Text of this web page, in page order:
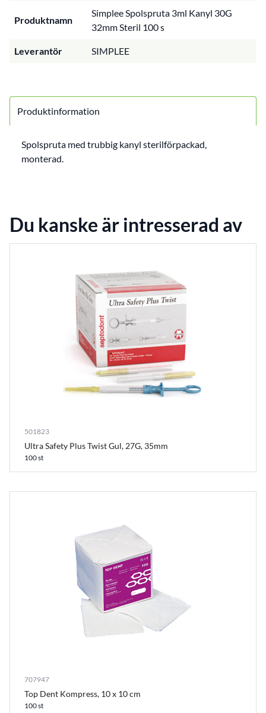
Produktnamn
Simplee Spolspruta 3ml Kanyl 30G
32mm Steril 100 s
Leverantör SIMPLEE
Produktinformation
Spolspruta med trubbig kanyl sterilförpackad,
monterad.
Du kanske är intresserad av
501823
Ultra Safety Plus Twist Gul, 27G, 35mm
100 st
707947
Top Dent Kompress, 10 x 10 cm
100 st